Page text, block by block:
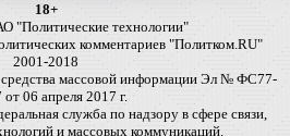
18+
"Политические технологии"
комментариев "Политком.RU"
2001-2018
средства массовой информации Эл № ФС77-
06 апреля 2017 г.
служба по надзору в сфере связи,
и массовых коммуникаций.